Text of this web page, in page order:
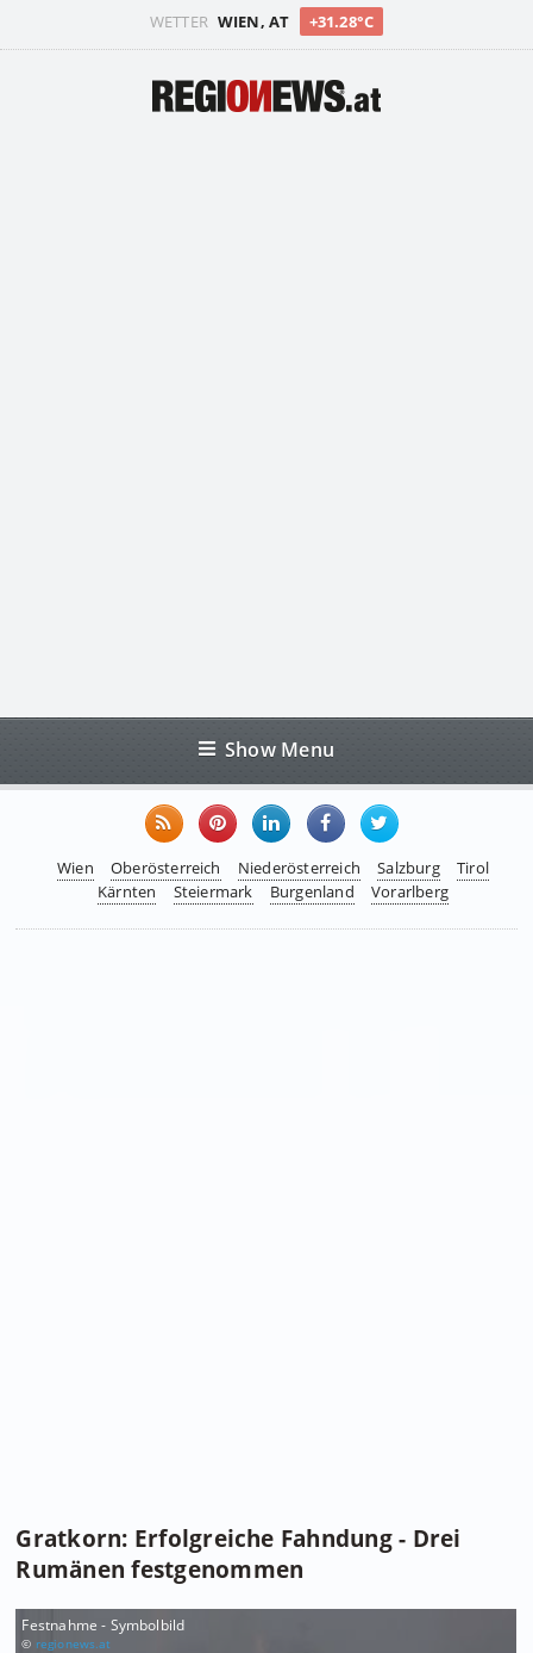
WETTER WIEN, AT +31.28°C
Show Menu
Wien Oberösterreich Niederösterreich Salzburg
Tirol
Kärnten
Steiermark Burgenland Vorarlberg
Gratkorn: Erfolgreiche Fahndung - Drei
Rumänen festgenommen
Festnahme - Symbolbild
© regionews.at